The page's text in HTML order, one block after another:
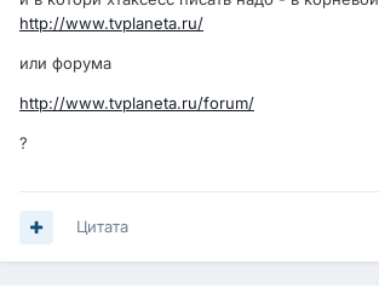
http://www.tvplaneta.ru/
или форума
http://www.tvplaneta.ru/forum/
?
Цитата